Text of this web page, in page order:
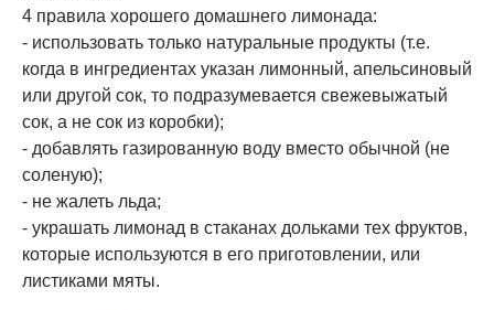
4 правила хорошего домашнего лимонада:
- использовать только натуральные продукты (т.е.
когда в ингредиентах указан лимонный, апельсиновый
или другой сок, то подразумевается свежевыжатый
сок, а не сок из коробки);
- добавлять газированную воду вместо обычной (не
соленую);
- не жалеть льда;
- украшать лимонад в стаканах дольками тех фруктов,
которые используются в его приготовлении, или
листиками мяты.